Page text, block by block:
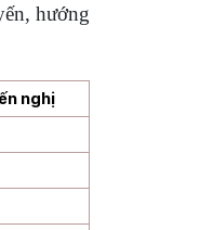
hướng
nghị